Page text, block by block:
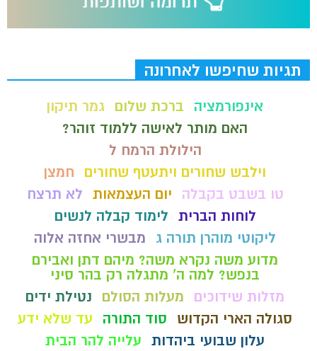
תגיות שחיפשו לאחרונה
אינפורמציה ברכת שלום גמר תיקון
האם מותר לאישה ללמוד זוהר?
הילולת הרמח ל
וילבש שחורים ויתעטף שחורים
חמצן
טו בשבט בקבלה
יום העצמאות לא תרצח
לוחות הברית לימוד קבלה לנשים
ליקוטי מוהרן תורה ג
מבשרי אחזה אלוה
מדוע משה נקרא משה? מיהם דתן ואבירם
בנפש? למה ה' מתגלה רק בהר סיני
מזלות שידוכים
מעלות הסולם
נטילת ידים
סגולה הארי הקדוש
סוד התורה
עד שלא ידע
עלון שבועי ביהדות עלייה להר הבית